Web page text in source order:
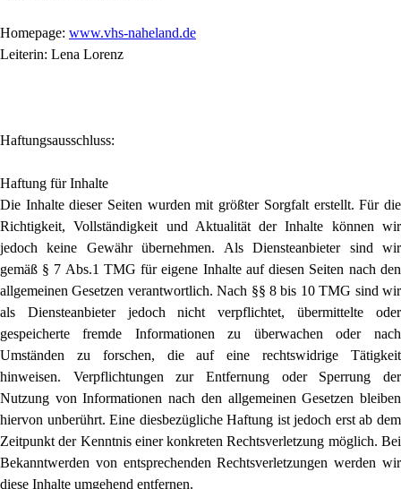
Homepage: www.vhs-naheland.de
Leiterin: Lena Lorenz
Haftungsausschluss:
Haftung für Inhalte
Die Inhalte dieser Seiten wurden mit größter Sorgfalt erstellt. Für die
Richtigkeit, Vollständigkeit und Aktualität der Inhalte können wir
jedoch keine Gewähr übernehmen. Als Diensteanbieter sind wir
gemäß § 7 Abs.1 TMG für eigene Inhalte auf diesen Seiten nach den
allgemeinen Gesetzen verantwortlich. Nach §§ 8 bis 10 TMG sind wir
als Diensteanbieter jedoch nicht verpflichtet, übermittelte oder
gespeicherte fremde Informationen zu überwachen oder nach
Umständen zu forschen, die auf eine rechtswidrige Tätigkeit
hinweisen. Verpflichtungen zur Entfernung oder Sperrung der
Nutzung von Informationen nach den allgemeinen Gesetzen bleiben
hiervon unberührt. Eine diesbezügliche Haftung ist jedoch erst ab dem
Zeitpunkt der Kenntnis einer konkreten Rechtsverletzung möglich. Bei
Bekanntwerden von entsprechenden Rechtsverletzungen werden wir
diese Inhalte umgehend entfernen.